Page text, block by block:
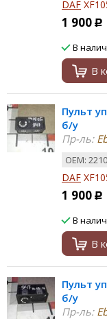
DAF
1 900 Р
В
В
Пульт
б/у
Пр-ль:
ОЕМ:
DAF
1 900 Р
В
В
Пульт
б/у
Пр-ль: